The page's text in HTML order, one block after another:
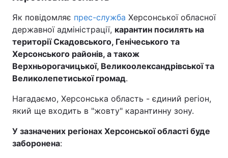
Як повідомляє прес-служба Херсонської обласної
державної адміністрації, карантин посилять на
території Скадовського, Генічеського та
Херсонського районів, а також
Верхньорогачицької, Великоолександрівської та
Великолепетиської громад.
Нагадаємо, Херсонська область - єдиний регіон,
який ще входить в "жовту" карантинну зону.
У зазначених регіонах Херсонської області буде
заборонена: